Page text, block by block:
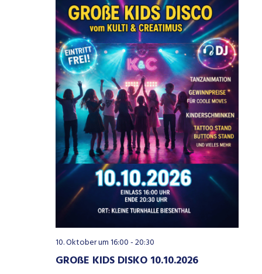
GROßE KIDS DISKO 10.10.2026
10. Oktober um 16:00-20:30